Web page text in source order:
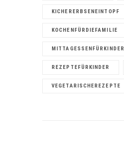
KICHERERBSENEINTOPF
KOCHENFÜRDIEFAMILIE
MITTAGESSENFÜRKINDER
REZEPTEFÜRKINDER
VEGETARISCHEREZEPTE